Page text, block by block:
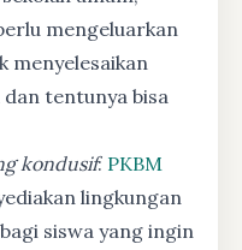
mengeluarkan
menyelesaikan
tentunya bisa
kondusif: PKBM
lingkungan
siswa yang ingin